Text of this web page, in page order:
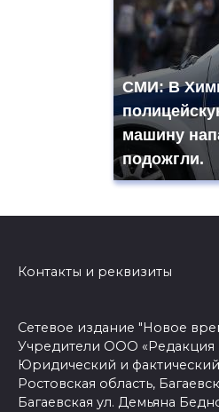
СМИ: В
машину
подожгли.
Контакты и реквизиты
Сетевое издание "Новое
Учредители ООО «Редакция
Юридический и
Ростовская область,
Багаевская ул. Демьяна